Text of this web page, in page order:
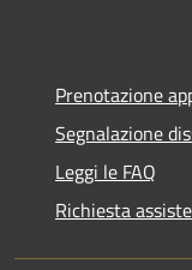
Prenotazione
Segnalazione
Leggi le FAQ
Richiesta